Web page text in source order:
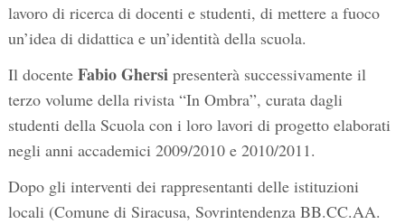
lavoro di ricerca di docenti e studenti, di mettere a fuoco
un’idea di didattica e un’identità della scuola.
Il docente Fabio Ghersi presenterà successivamente il
terzo volume della rivista “In Ombra”, curata dagli
studenti della Scuola con i loro lavori di progetto elaborati
negli anni accademici 2009/2010 e 2010/2011.
Dopo gli interventi dei rappresentanti delle istituzioni
locali (Comune di Siracusa, Sovrintendenza BB.CC.AA.